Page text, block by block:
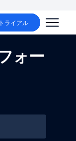
ライアル
ォー